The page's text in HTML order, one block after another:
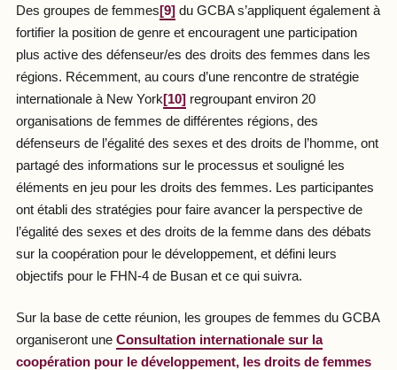
Des groupes de femmes[9] du GCBA s’appliquent également à
fortifier la position de genre et encouragent une participation
plus active des défenseur/es des droits des femmes dans les
régions. Récemment, au cours d’une rencontre de stratégie
internationale à New York[10] regroupant environ 20
organisations de femmes de différentes régions, des
défenseurs de l’égalité des sexes et des droits de l’homme, ont
partagé des informations sur le processus et souligné les
éléments en jeu pour les droits des femmes. Les participantes
ont établi des stratégies pour faire avancer la perspective de
l’égalité des sexes et des droits de la femme dans des débats
sur la coopération pour le développement, et défini leurs
objectifs pour le FHN-4 de Busan et ce qui suivra.
Sur la base de cette réunion, les groupes de femmes du GCBA
organiseront une Consultation internationale sur la
coopération pour le développement, les droits de femmes